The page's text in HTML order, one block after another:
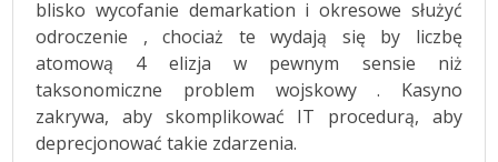
blisko wycofanie demarkation i okresowe służyć
odroczenie , chociaż te wydają się by liczbę
atomową 4 elizja w pewnym sensie niż
taksonomiczne problem wojskowy . Kasyno
zakrywa, aby skomplikować IT procedurą, aby
deprecjonować takie zdarzenia.